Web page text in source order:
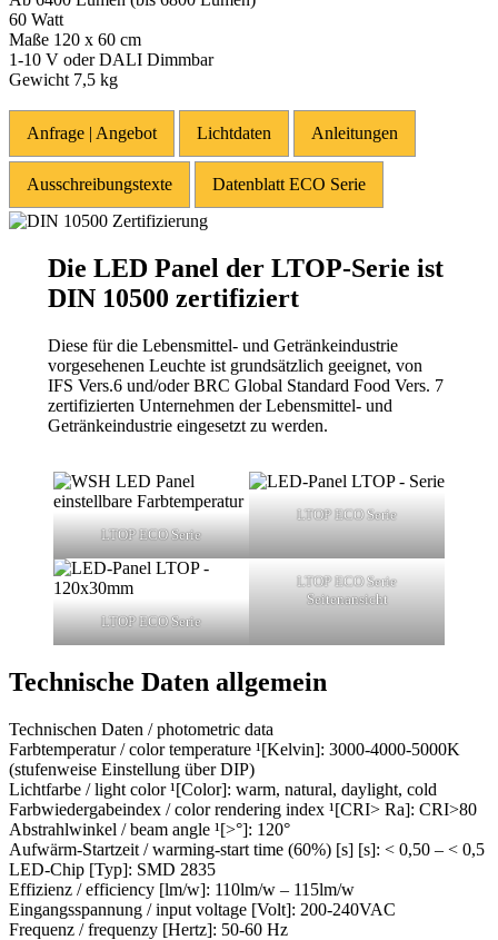
60 Watt
Maße 120 x 60 cm
1-10 V oder DALI Dimmbar
Gewicht 7,5 kg
Anfrage | Angebot Lichtdaten Anleitungen
Ausschreibungstexte Datenblatt ECO Serie
Die LED Panel der LTOP-Serie ist
DIN 10500 zertifiziert
Diese für die Lebensmittel- und Getränkeindustrie
vorgesehenen Leuchte ist grundsätzlich geeignet, von
IFS Vers.6 und/oder BRC Global Standard Food Vers. 7
zertifizierten Unternehmen der Lebensmittel- und
Getränkeindustrie eingesetzt zu werden.
LTOP ECO Serie
LTOP ECO Serie
LTOP ECO Serie
LTOP ECO Serie
Seitenansicht
Technische Daten allgemein
Technischen Daten / photometric data
Farbtemperatur / color temperature ¹[Kelvin]: 3000-4000-5000K
(stufenweise Einstellung über DIP)
Lichtfarbe / light color ¹[Color]: warm, natural, daylight, cold
Farbwiedergabeindex / color rendering index ¹[CRI> Ra]: CRI>80
Abstrahlwinkel / beam angle ¹[>°]: 120°
Aufwärm-Startzeit / warming-start time (60%) [s] [s]: < 0,50 – < 0,5
LED-Chip [Typ]: SMD 2835
Effizienz / efficiency [lm/w]: 110lm/w – 115lm/w
Eingangsspannung / input voltage [Volt]: 200-240VAC
Frequenz / frequenzy [Hertz]: 50-60 Hz